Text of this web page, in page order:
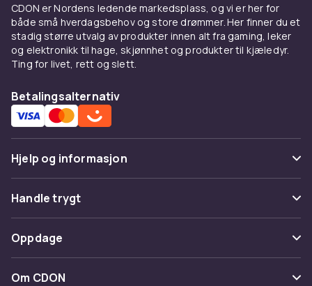
CDON er Nordens ledende markedsplass, og vi er her for
både små hverdagsbehov og store drømmer. Her finner du et
stadig større utvalg av produkter innen alt fra gaming, leker
og elektronikk til hage, skjønnhet og produkter til kjæledyr.
Ting for livet, rett og slett.
Betalingsalternativ
Hjelp og informasjon
Vanlige spørsmål
Spor pakke
Angre & returner her
Kontakt oss
Handle trygt
Betaling
Levering
Oppdage
Kategorier
Om CDON